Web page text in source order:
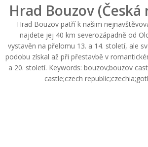
Hrad Bouzov
Hrad Bouzov patří k našim
najdete jej 40 km severozápadně od
vystavěn na přelomu 13. a 14. století, ale
podobu získal až při přestavbě v
a 20. století. Keywords: bouzov;bouzov
castle;czech